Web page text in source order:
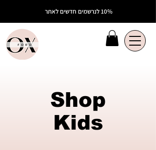
10% לנר שמים חדשים לאתר
Shop
Kids